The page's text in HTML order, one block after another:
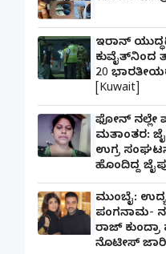
ಇರಾನ್
ಕುವೈತ್‌ನಿಂದ
20
[Kuwait]
ಫೋನ್ ನಲ್ಲೇ
ಮತಾಂತರ:
ಉಗ್ರ
ಹೊಂದಿದ್ದ
ಮುಂಬೈ:
ಪಂಗನಾಮ-
ರಾಜ್
ನೊಟೀಸ್